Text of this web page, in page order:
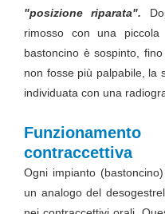
"posizione riparata".
rimosso con una
bastoncino è sospinto,
non fosse più palpabile, la
individuata con una
contraccettiva
Ogni impianto
un analogo del